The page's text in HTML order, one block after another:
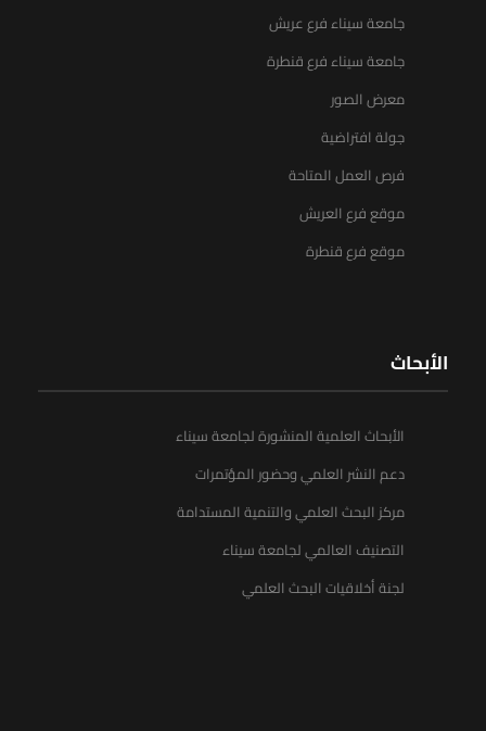
جامعة سيناء فرع عريش
جامعة سيناء فرع قنطرة
معرض الصور
جولة افتراضية
فرص العمل المتاحة
موقع فرع العريش
موقع فرع قنطرة
الأبحاث
الأبحاث العلمية المنشورة لجامعة سيناء
دعم النشر العلمي وحضور المؤتمرات
مركز البحث العلمي والتنمية المستدامة
التصنيف العالمي لجامعة سيناء
لجنة أخلاقيات البحث العلمي